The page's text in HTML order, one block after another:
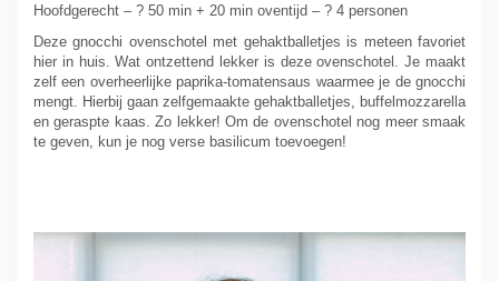
Hoofdgerecht – ? 50 min + 20 min oventijd – ? 4 personen
Deze gnocchi ovenschotel met gehaktballetjes is meteen favoriet
hier in huis. Wat ontzettend lekker is deze ovenschotel. Je maakt
zelf een overheerlijke paprika-tomatensaus waarmee je de gnocchi
mengt. Hierbij gaan zelfgemaakte gehaktballetjes, buffelmozzarella
en geraspte kaas. Zo lekker! Om de ovenschotel nog meer smaak
te geven, kun je nog verse basilicum toevoegen!